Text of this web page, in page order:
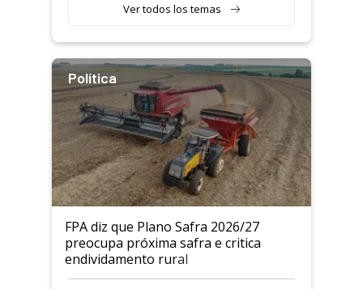
Ver todos los temas
Política
FPA diz que Plano Safra 2026/27
preocupa próxima safra e critica
endividamento rural